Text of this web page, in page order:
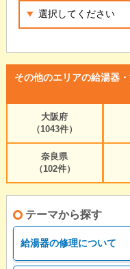
その他のエリアの給湯器
大阪府
（1043件）
奈良県
（102件）
テーマから探す
給湯器の修理について